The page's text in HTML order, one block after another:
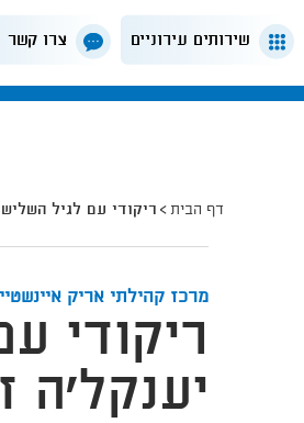
שירותים עירוניים צרו קשר
דף הבית ריקודי עם לגיל
מרכז קהילתי אריק
ריקודי
יענקל'ה